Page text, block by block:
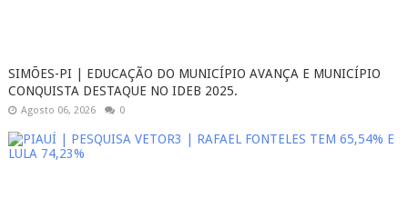
SIMÕES-PI | EDUCAÇÃO DO MUNICÍPIO AVANÇA E MUNICÍPIO
CONQUISTA DESTAQUE NO IDEB 2025.
Agosto 06, 2026 0